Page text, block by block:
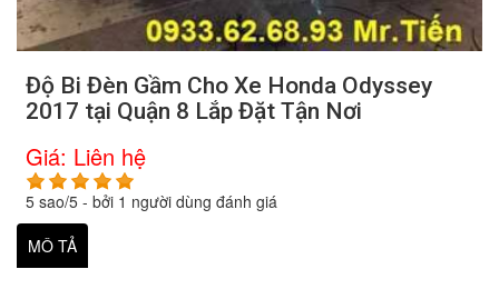
Độ Bi Đèn Gầm Cho Xe Honda Odyssey
2017 tại Quận 8 Lắp Đặt Tận Nơi
Giá: Liên hệ
5 sao/5 - bởi 1 người dùng đánh giá
MÔ TẢ